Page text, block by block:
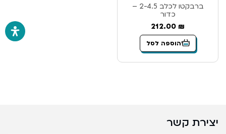
ברבקטו לכלב 2-4.5 –
כדור
212.00 ₪
הוספה לסל
יצירת קשר